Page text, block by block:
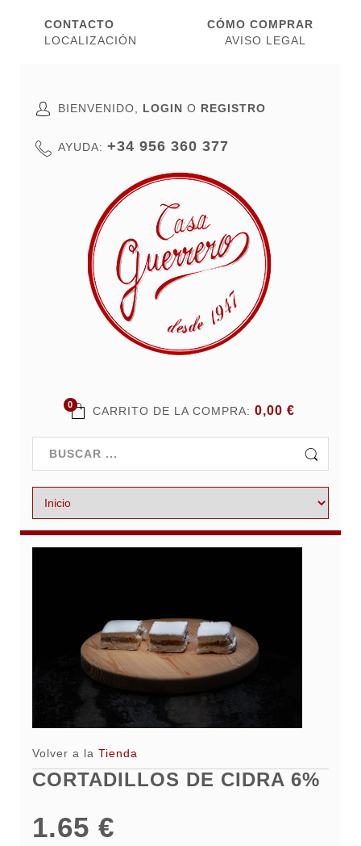
CONTACTO
LOCALIZACIÓN
CÓMO COMPRAR
AVISO LEGAL
BIENVENIDO, LOGIN O REGISTRO
AYUDA: +34 956 360 377
CARRITO DE LA COMPRA: 0,00 €
0
Volver a la Tienda
CORTADILLOS DE CIDRA 6%
1.65 €